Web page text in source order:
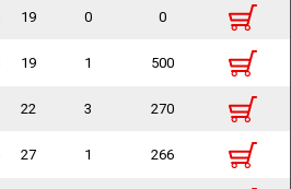
19 0 0
19 1 500
22 3 270
27 1 266